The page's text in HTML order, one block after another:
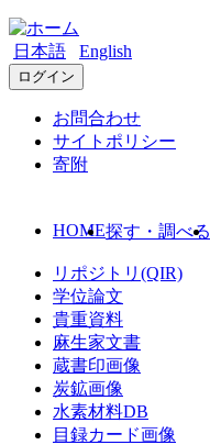
日本語 English
ログイン
お問合わせ
サイトポリシー
寄附
HOME探す・調べる
リポジトリ(QIR)
学位論文
貴重資料
麻生家文書
蔵書印画像
炭鉱画像
水素材料DB
目録カード画像